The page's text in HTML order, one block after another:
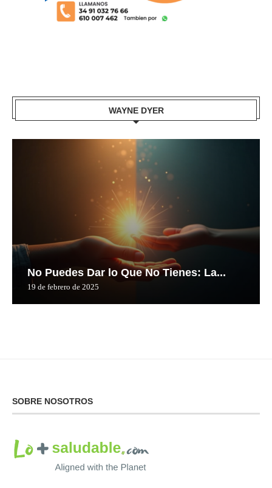
WAYNE DYER
No Puedes Dar lo Que No Tienes: La...
19 de febrero de 2025
SOBRE NOSOTROS